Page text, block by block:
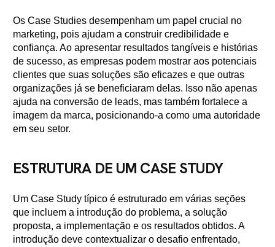
Os Case Studies desempenham um papel crucial no
marketing, pois ajudam a construir credibilidade e
confiança. Ao apresentar resultados tangíveis e histórias
de sucesso, as empresas podem mostrar aos potenciais
clientes que suas soluções são eficazes e que outras
organizações já se beneficiaram delas. Isso não apenas
ajuda na conversão de leads, mas também fortalece a
imagem da marca, posicionando-a como uma autoridade
em seu setor.
ESTRUTURA DE UM CASE STUDY
Um Case Study típico é estruturado em várias seções
que incluem a introdução do problema, a solução
proposta, a implementação e os resultados obtidos. A
introdução deve contextualizar o desafio enfrentado,